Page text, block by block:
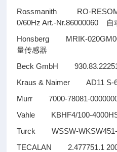
Rossmanith RO-
0/60Hz Art.-Nr.86000060
自
Honsberg MRIK-
量传感器
Beck GmbH
Kraus & Naimer AD11 S-
Murr 7000-78081-
Vahle KBHF4/100-
Turck WSSW-
TECALAN 2.477751.1